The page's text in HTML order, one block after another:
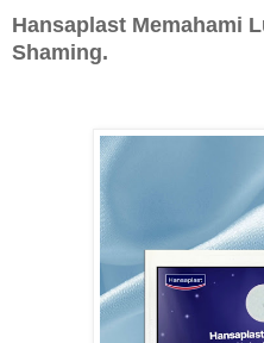
Hansaplast Memahami
Shaming.